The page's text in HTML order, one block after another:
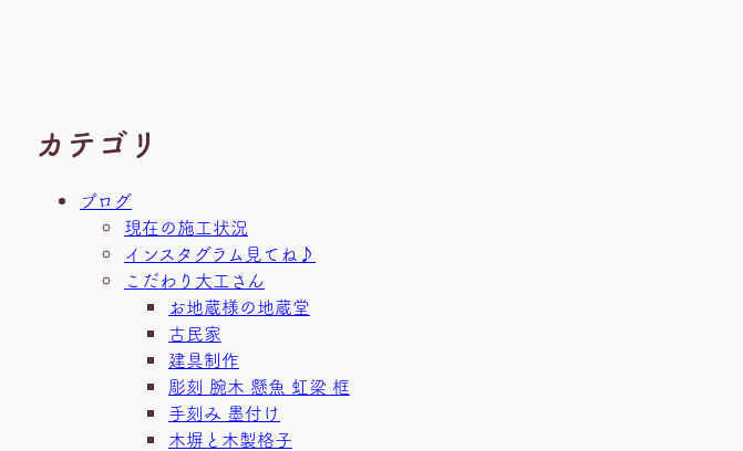
カテゴリ
ブログ
現在の施工状況
インスタグラム見てね♪
こだわり大工さん
お地蔵様の地蔵堂
古民家
建具制作
彫刻 腕木 懸魚 虹梁 框
手刻み 墨付け
木塀と木製格子